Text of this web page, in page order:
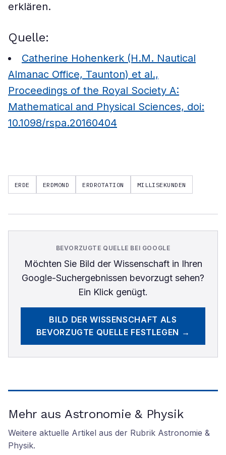
erklären.
Quelle:
Catherine Hohenkerk (H.M. Nautical
Almanac Office, Taunton) et al.,
Proceedings of the Royal Society A:
Mathematical and Physical Sciences, doi:
10.1098/rspa.20160404
ERDE ERDMOND ERDROTATION MILLISEKUNDEN
BEVORZUGTE QUELLE BEI GOOGLE
Möchten Sie Bild der Wissenschaftin Ihren
Google-Suchergebnissen bevorzugt sehen?
Ein Klick genügt.
BILD DER WISSENSCHAFT ALS
BEVORZUGTE QUELLE FESTLEGEN →
Mehr aus Astronomie & Physik
Weitere aktuelle Artikel aus der Rubrik Astronomie &
Physik.